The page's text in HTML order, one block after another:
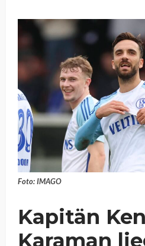
Foto: IMAGO
Kapitän
Karaman